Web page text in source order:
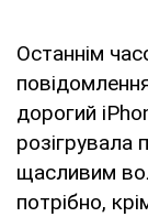
Останнім
дорогий
розігрувала
щасливим
потрібно,